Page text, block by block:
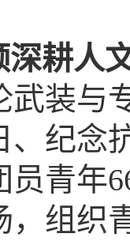
深耕人
武装与
、纪念
员青年
，组织